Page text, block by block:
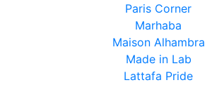
Paris Corner
Marhaba
Maison Alhambra
Made in Lab
Lattafa Pride